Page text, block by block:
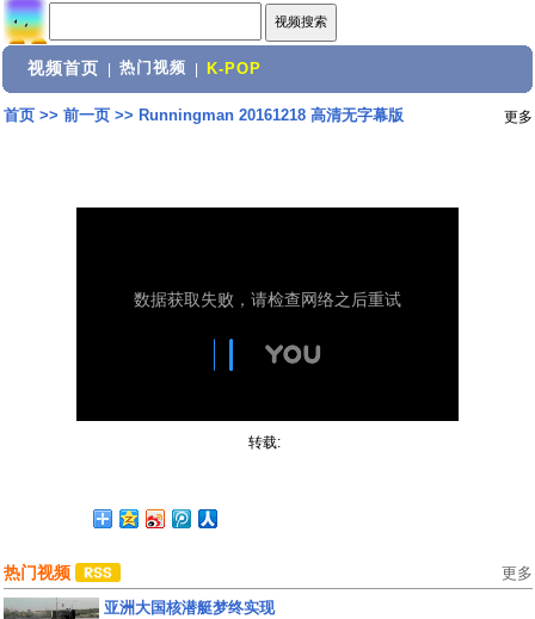
视频首页 热门视频 K-POP
首页>> 前一页>> Runningman 20161218 高清无字幕版 更多
转载:
热门视频 更多
亚洲大国核潜艇梦终实现